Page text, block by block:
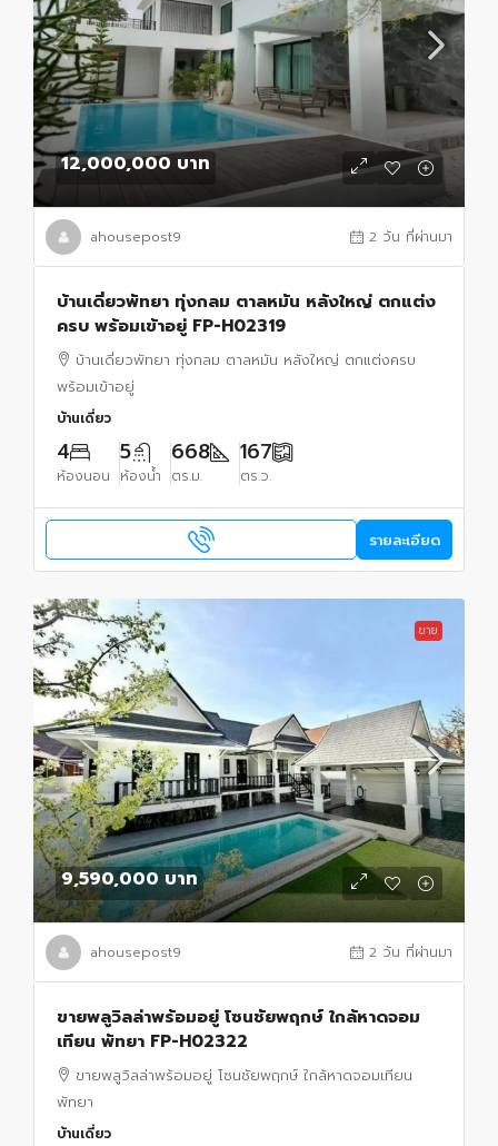
12,000,000 บาท
ahousepost9 2 วัน ที่ผ่านมา
บ้านเดี่ยวพัทยา ทุ่งกลม ตาลหมัน หลังใหญ่ ตกแต่ง
ครบ พร้อมเข้าอยู่ FP-H02319
บ้านเดี่ยวพัทยา ทุ่งกลม ตาลหมัน หลังใหญ่ ตกแต่งครบ
พร้อมเข้าอยู่
บ้านเดี่ยว
4
ห้องนอน
5
ห้องน้ำ
668
ตร.ม.
167
ตร.ว.
รายละเอียด
ขาย
9,590,000 บาท
ahousepost9 2 วัน ที่ผ่านมา
ขายพลูวิลล่าพร้อมอยู่ โซนชัยพฤกษ์ ใกล้หาดจอม
เทียน พัทยา FP-H02322
ขายพลูวิลล่าพร้อมอยู่ โซนชัยพฤกษ์ ใกล้หาดจอมเทียน
พัทยา
บ้านเดี่ยว